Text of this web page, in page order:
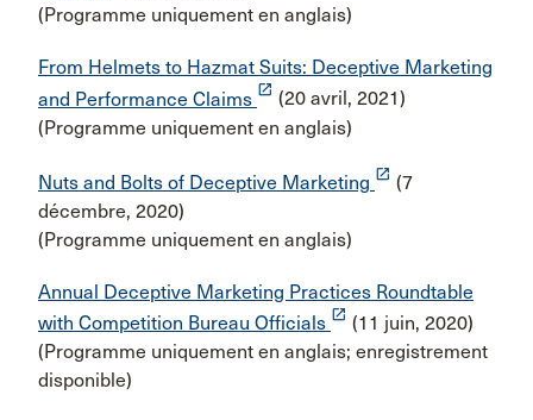
(Programme uniquement en anglais)
From Helmets to Hazmat Suits: Deceptive Marketing
and Performance Claims launch (20 avril, 2021)
(Programme uniquement en anglais)
Nuts and Bolts of Deceptive Marketing launch (7
décembre, 2020)
(Programme uniquement en anglais)
Annual Deceptive Marketing Practices Roundtable
with Competition Bureau Officials launch (11 juin, 2020)
(Programme uniquement en anglais; enregistrement
disponible)